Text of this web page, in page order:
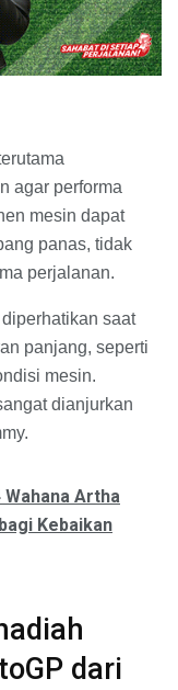
agar performa
mesin dapat
panas, tidak
perjalanan.
saat
panjang, seperti
mesin.
dianjurkan
Artha
Kebaikan
dari